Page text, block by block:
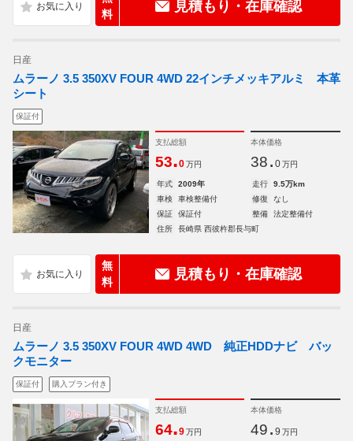
料
見積もり・在庫確認
日産
ムラーノ 3.5 350XV FOUR 4WD 22インチメッキアルミ 本革
シート
保証付
支払総額
53.0 万円
本体価格
38. 0 万円
年式 2009年 走行
9.5万km
車検
車検整備付 修復
なし
保証
保証付 整備
法定整備付
住所
長崎県 西彼杵郡長与町
無
料
見積もり・在庫確認
日産
ムラーノ 3.5 350XV FOUR 4WD 4WD 純正HDDナビ バッ
クモニター
保証付 購入プラン付き
支払総額
64.9 万円
本体価格
49. 9 万円